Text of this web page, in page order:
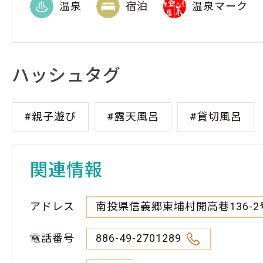
温泉 宿泊 温泉マーク
ハッシュタグ
#親子遊び #露天風呂 #貸切風呂
関連情報
アドレス 南投県信義郷東埔村開高巷136-2
電話番号 886-49-2701289